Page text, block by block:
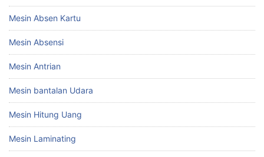
Mesin Absen Kartu
Mesin Absensi
Mesin Antrian
Mesin bantalan Udara
Mesin Hitung Uang
Mesin Laminating